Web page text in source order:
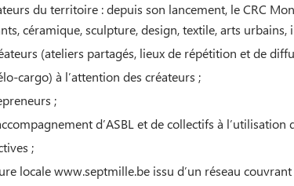
du territoire : depuis son lancement, le CRC
céramique, sculpture, design, textile, arts
(ateliers partagés, lieux de répétition et de
cargo) à l’attention des créateurs ;
;
d’ASBL et de collectifs à l’utilisation
;
locale www.septmille.be issu d’un réseau